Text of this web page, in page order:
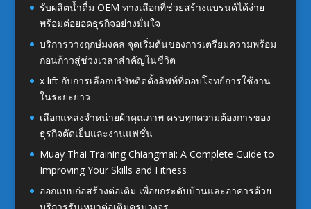
รับผลิตน้ำดื่ม OEM ทางเลือกที่ช่วยสร้างแบรนด์ได้ง่าย
พร้อมต่อยอดธุรกิจอย่างมั่นใจ
บริการวางฤกษ์มงคล จุดเริ่มต้นของการเตรียมความพร้อม
ก่อนก้าวสู่ช่วงเวลาสำคัญในชีวิต
x lift กับการเลือกบริษัทติดตั้งลิฟท์ที่ตอบโจทย์การใช้งาน
ในระยะยาว
เลือกแหล่งจำหน่ายผ้าคุณภาพ ครบทุกความต้องการของ
ธุรกิจตัดเย็บและงานแฟชั่น
Muay Thai Training Chiangmai: A Complete Guide to
Improving Your Skills and Fitness
ออกแบบก่อสร้างต่อเติม เพื่อยกระดับบ้านและอาคารด้วย